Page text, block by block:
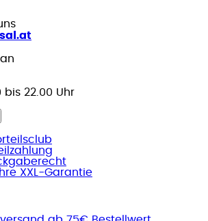
22.00 Uhr
XXL-Garantie